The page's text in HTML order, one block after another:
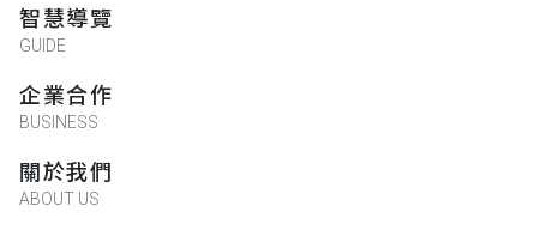
智慧導覽
GUIDE
企業合作
BUSINESS
關於我們
ABOUT US